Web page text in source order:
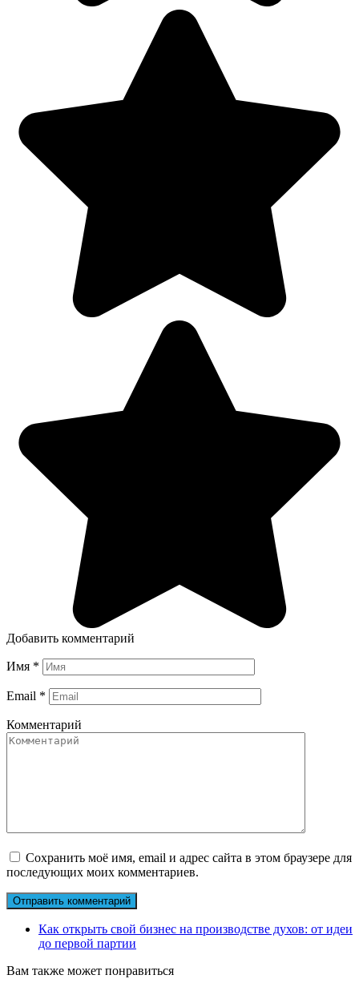
Добавить комментарий
Имя *
Email *
Комментарий
Сохранить моё имя, email и адрес сайта в этом браузере для
последующих моих комментариев.
Как открыть свой бизнес на производстве духов: от идеи
до первой партии
Вам также может понравиться